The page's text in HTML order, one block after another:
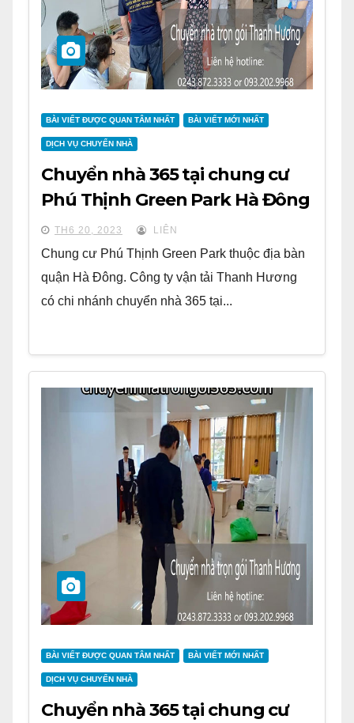
BÀI VIẾT ĐƯỢC QUAN TÂM NHẤT BÀI VIẾT MỚI NHẤT
DỊCH VỤ CHUYỂN NHÀ
Chuyển nhà 365 tại chung cư
Phú Thịnh Green Park Hà Đông
TH6 20, 2023 LIÊN
Chung cư Phú Thịnh Green Park thuộc địa bàn
quận Hà Đông. Công ty vận tải Thanh Hương
có chi nhánh chuyển nhà 365 tại...
BÀI VIẾT ĐƯỢC QUAN TÂM NHẤT BÀI VIẾT MỚI NHẤT
DỊCH VỤ CHUYỂN NHÀ
Chuyển nhà 365 tại chung cư